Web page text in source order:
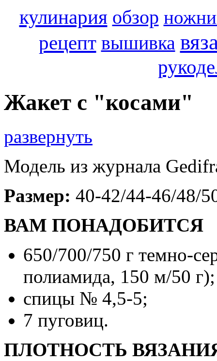
кулинария обзор
рецепт вышивка
Жакет с "косами"
развернуть
Модель из журнала
Размер: 40-42/44-46/48/
ВАМ ПОНАДОБИТСЯ
650/700/750 г темно-
полиамида, 150 м/50 г);
спицы № 4,5-5;
7 пуговиц.
ПЛОТНОСТЬ